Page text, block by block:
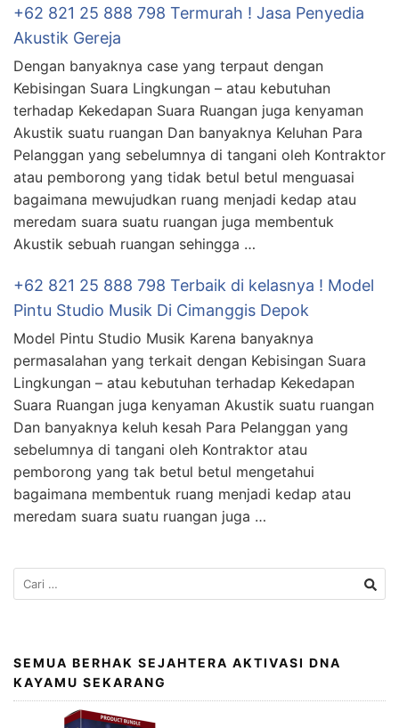
+62 821 25 888 798 Termurah ! Jasa Penyedia
Akustik Gereja
Dengan banyaknya case yang terpaut dengan
Kebisingan Suara Lingkungan – atau kebutuhan
terhadap Kekedapan Suara Ruangan juga kenyaman
Akustik suatu ruangan Dan banyaknya Keluhan Para
Pelanggan yang sebelumnya di tangani oleh Kontraktor
atau pemborong yang tidak betul betul menguasai
bagaimana mewujudkan ruang menjadi kedap atau
meredam suara suatu ruangan juga membentuk
Akustik sebuah ruangan sehingga …
+62 821 25 888 798 Terbaik di kelasnya ! Model
Pintu Studio Musik Di Cimanggis Depok
Model Pintu Studio Musik Karena banyaknya
permasalahan yang terkait dengan Kebisingan Suara
Lingkungan – atau kebutuhan terhadap Kekedapan
Suara Ruangan juga kenyaman Akustik suatu ruangan
Dan banyaknya keluh kesah Para Pelanggan yang
sebelumnya di tangani oleh Kontraktor atau
pemborong yang tak betul betul mengetahui
bagaimana membentuk ruang menjadi kedap atau
meredam suara suatu ruangan juga …
SEMUA BERHAK SEJAHTERA AKTIVASI DNA
KAYAMU SEKARANG